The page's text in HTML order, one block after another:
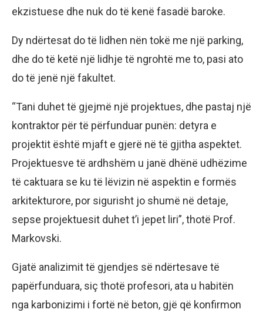
ekzistuese dhe nuk do të kenë fasadë baroke.
Dy ndërtesat do të lidhen nën tokë me një parking,
dhe do të ketë një lidhje të ngrohtë me to, pasi ato
do të jenë një fakultet.
“Tani duhet të gjejmë një projektues, dhe pastaj një
kontraktor për të përfunduar punën: detyra e
projektit është mjaft e gjerë në të gjitha aspektet.
Projektuesve të ardhshëm u janë dhënë udhëzime
të caktuara se ku të lëvizin në aspektin e formës
arkitekturore, por sigurisht jo shumë në detaje,
sepse projektuesit duhet t’i jepet liri”, thotë Prof.
Markovski.
Gjatë analizimit të gjendjes së ndërtesave të
papërfunduara, siç thotë profesori, ata u habitën
nga karbonizimi i fortë në beton, gjë që konfirmon